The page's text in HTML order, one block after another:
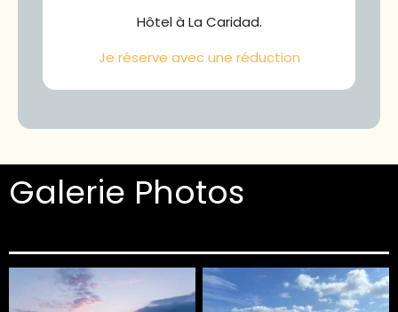
Hôtel à La Caridad.
Je réserve avec une réduction
Galerie Photos